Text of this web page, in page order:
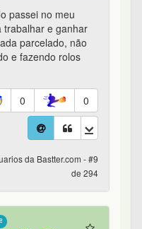
passei no meu
trabalhar e ganhar
parcelado, não
e fazendo rolos
0 0
da Bastter.com - #9
de 294